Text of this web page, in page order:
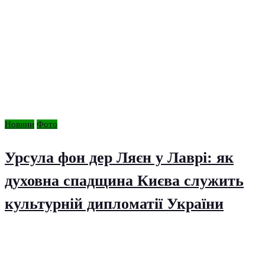
Новини Фото
Урсула фон дер Ляєн у Лаврі: як
духовна спадщина Києва служить
культурній дипломатії України